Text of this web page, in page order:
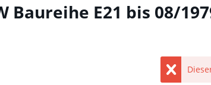
Baureihe E21 bis 08/